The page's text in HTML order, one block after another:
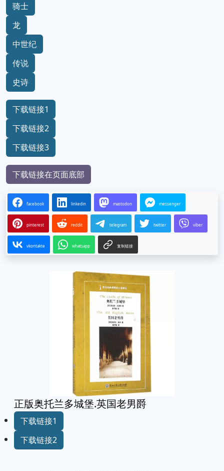
骑士
龙
中世纪
传说
史诗
下载链接1
下载链接2
下载链接3
下载链接在页面底部
facebook linkedin mastodon messenger
pinterest reddit telegram twitter viber
vkontakte whatsapp 复制链接
正版奥托兰多城堡.英国老男爵
下载链接1
下载链接2